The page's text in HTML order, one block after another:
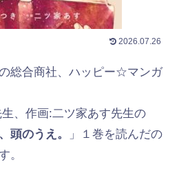
2026.07.26
総合商社、ハッピー☆マンガ
、作画:二ツ家あす先生の
頭のうえ。
」１巻を読んだの
。